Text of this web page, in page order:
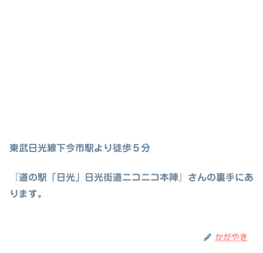
東武日光線下今市駅より徒歩５分
『道の駅「日光」日光街道ニコニコ本陣』さんの裏手にあ
ります。
かがやき